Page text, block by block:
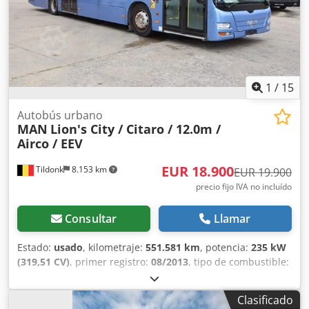
control de la presión de los neumáticos, suelo de goma,
espejos exteriores eléctricos y calefactados, tacógrafo,
sistema de frenado electrónico EBS, freno de parada,
claraboya, retardador, neumáticos dobles, parasol,
limitador de velocidad, micrófono, rampa para sillas de
ruedas, sistema de telemática, EGR, SCR, oferta sin
compromiso, sujeto a errores y venta previa. La imagen
puede no corresponder a la oferta. Número interno
19196613x disponible, 43+1 plazas, alemán, inglés. Cjdey T
Tprspfx Acksrf
1 / 15
Tildonk 8.153 km
Autobús urbano
MAN Lion's City / Citaro / 12.0m /
Airco / EEV
EUR 18.900EUR 19.900
precio fijo IVA no incluído
Consultar Llamar
Estado: usado, kilometraje: 551.581 km, potencia: 235 kW
(319,51 CV), primer registro: 08/2013, tipo de combustible:
37
automático, color:otro, frenos:retardador, longitud total:
, altura total: 2.980 mm , Año de fabricación:
Clasificado